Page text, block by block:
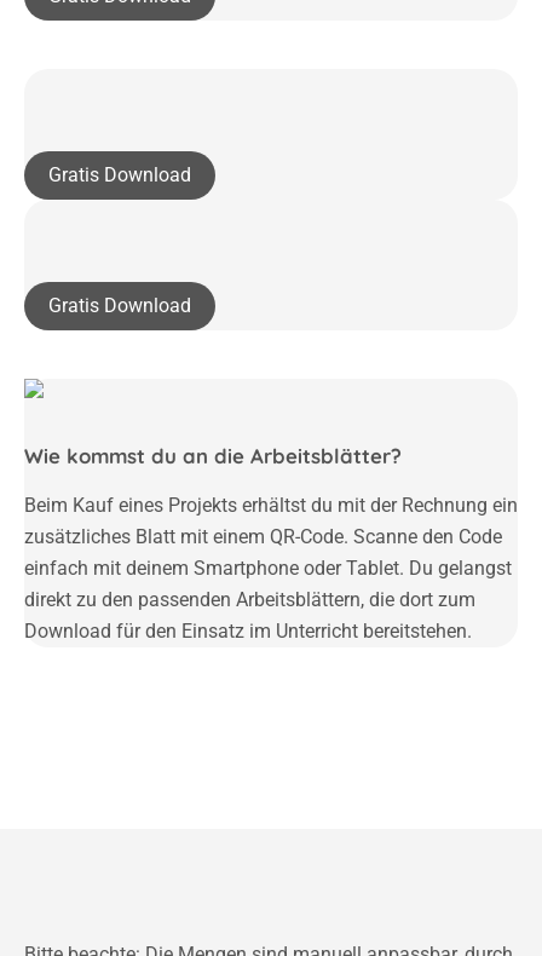
Gratis Download
Gratis Download
Wie kommst du an die Arbeitsblätter?
Beim Kauf eines Projekts erhältst du mit der Rechnung ein
zusätzliches Blatt mit einem QR-Code. Scanne den Code
einfach mit deinem Smartphone oder Tablet. Du gelangst
direkt zu den passenden Arbeitsblättern, die dort zum
Download für den Einsatz im Unterricht bereitstehen.